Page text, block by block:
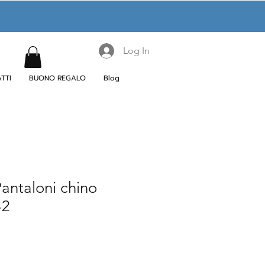
Log In
BUONO REGALO Blog
chino